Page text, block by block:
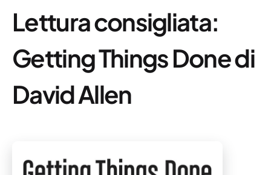
Lettura consigliata:
Getting Things Done di
David Allen